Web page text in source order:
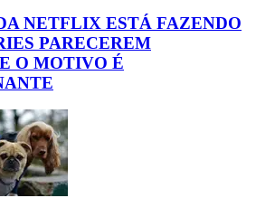
NETFLIX ESTÁ FAZENDO
PARECEREM
O MOTIVO É